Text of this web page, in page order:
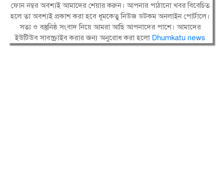
ফোন নম্বর অবশ্যই আমাদের শেয়ার করুন। আপনার পাঠানো খবর বিবেচিত
হলে তা অবশ্যই প্রকাশ করা হবে ধূমকেতু নিউজ ডটকম অনলাইন পোর্টালে।
সত্য ও বস্তুনিষ্ঠ সংবাদ নিয়ে আমরা আছি আপনাদের পাশে। আমাদের
ইউটিউব সাবস্ক্রাইব করার জন্য অনুরোধ করা হলো Dhumkatu news